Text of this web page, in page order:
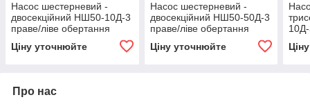
Насос шестерневий -
двосекційний НШ50-10Д-3
праве/ліве обертання
Ціну уточнюйте
Насос шестерневий -
двосекційний НШ50-50Д-3
праве/ліве обертання
Ціну уточнюйте
Про нас